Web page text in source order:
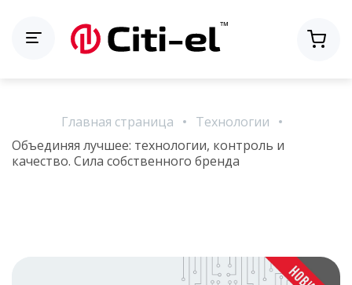
Главная страница
Технологии
Объединяя лучшее: технологии, контроль и
качество. Сила собственного бренда